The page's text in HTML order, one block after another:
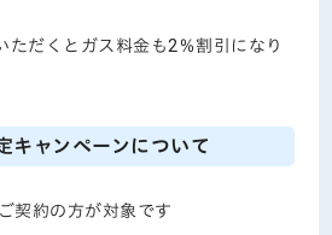
だくとガス料金も2％割引になり
キャンペーンについて
契約の方が対象です